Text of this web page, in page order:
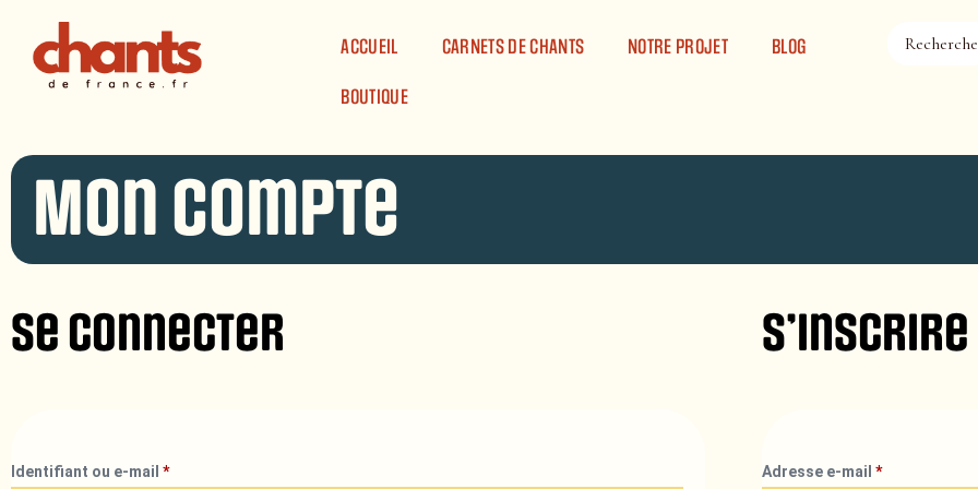
ACCUEIL
CARNETS DE CHANTS NOTRE PROJET BLOG
BOUTIQUE
Mon compte
Se connecter
Identifiant ou e-mail *
S’inscrire
Adresse e-mail*